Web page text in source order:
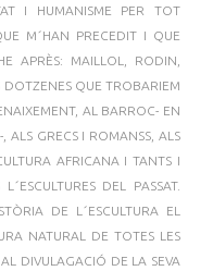
I HUMANISME PER TOT
M´HAN PRECEDIT I QUE
APRÈS: MAILLOL, RODIN,
QUE TROBARIEM
AL BARROC- EN
ALS GRECS I ROMANSS, ALS
AFRICANA I TANTS I
DEL PASSAT.
DE L´ESCULTURA EL
NATURAL DE TOTES LES
DIVULAGACIÓ DE LA SEVA